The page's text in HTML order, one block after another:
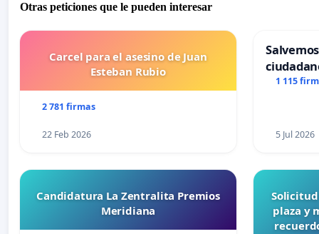
Otras peticiones que le pueden interesar
Carcel para el asesino de Juan
Esteban Rubio
2 781 firmas
22 Feb 2026
1 115
5 Jul 2026
Candidatura La Zentralita Premios
Meridiana
plaza y